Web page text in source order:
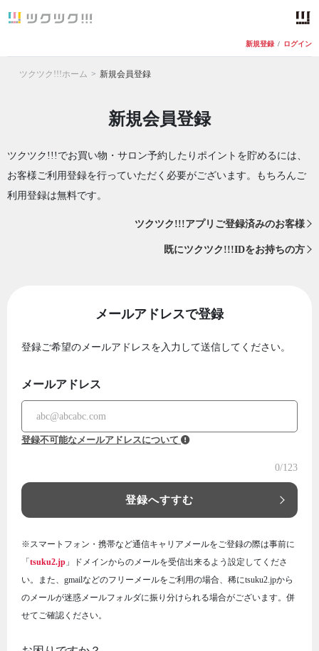
新規登録 / ログイン
ツクツク!!!ホーム 新規会員登録
新規会員登録
ツクツク!!!でお買い物・サロン予約したりポイントを貯めるには、
お客様ご利用登録を行っていただく必要がございます。もちろんご
利用登録は無料です。
ツクツク!!!アプリご登録済みのお客様
既にツクツク!!!IDをお持ちの方
メールアドレスで登録
登録ご希望のメールアドレスを入力して送信してください。
メールアドレス
登録不可能なメールアドレスについて
0/123
登録へすすむ
※スマートフォン・携帯など通信キャリアメールをご登録の際は事前に
「 tsuku2.jp 」ドメインからのメールを受信出来るよう設定してくださ
い。また、gmailなどのフリーメールをご利用の場合、稀にtsuku2.jpから
のメールが迷惑メールフォルダに振り分けられる場合がございます。併
せてご確認ください。